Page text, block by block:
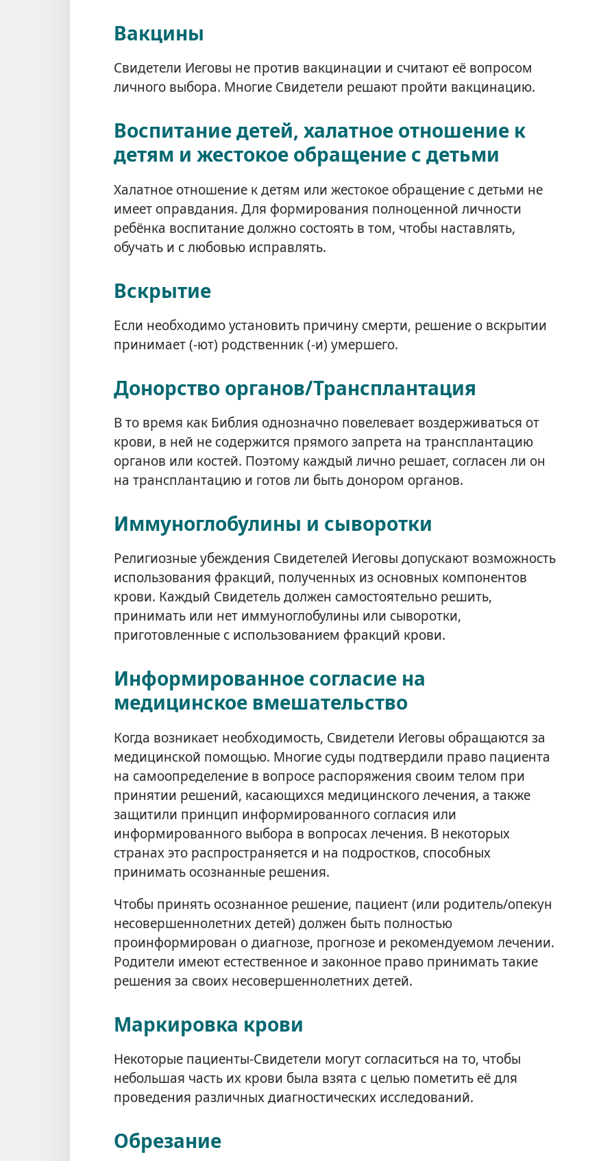
Вакцины
Свидетели Иеговы не против вакцинации и считают её вопросом
личного выбора. Многие Свидетели решают пройти вакцинацию.
Воспитание детей, халатное отношение к
детям и жестокое обращение с детьми
Халатное отношение к детям или жестокое обращение с детьми не
имеет оправдания. Для формирования полноценной личности
ребёнка воспитание должно состоять в том, чтобы наставлять,
обучать и с любовью исправлять.
Вскрытие
Если необходимо установить причину смерти, решение о вскрытии
принимает (⁠-⁠ют) родственник (⁠-⁠и) умершего.
Донорство органов/Трансплантация
В то время как Библия однозначно повелевает воздерживаться от
крови, в ней не содержится прямого запрета на трансплантацию
органов или костей. Поэтому каждый лично решает, согласен ли он
на трансплантацию и готов ли быть донором органов.
Иммуноглобулины и сыворотки
Религиозные убеждения Свидетелей Иеговы допускают возможность
использования фракций, полученных из основных компонентов
крови. Каждый Свидетель должен самостоятельно решить,
принимать или нет иммуноглобулины или сыворотки,
приготовленные с использованием фракций крови.
Информированное согласие на
медицинское вмешательство
Когда возникает необходимость, Свидетели Иеговы обращаются за
медицинской помощью. Многие суды подтвердили право пациента
на самоопределение в вопросе распоряжения своим телом при
принятии решений, касающихся медицинского лечения, а также
защитили принцип информированного согласия или
информированного выбора в вопросах лечения. В некоторых
странах это распространяется и на подростков, способных
принимать осознанные решения.
Чтобы принять осознанное решение, пациент (или родитель/опекун
несовершеннолетних детей) должен быть полностью
проинформирован о диагнозе, прогнозе и рекомендуемом лечении.
Родители имеют естественное и законное право принимать такие
решения за своих несовершеннолетних детей.
Маркировка крови
Некоторые пациенты-Свидетели могут согласиться на то, чтобы
небольшая часть их крови была взята с целью пометить её для
проведения различных диагностических исследований.
Обрезание